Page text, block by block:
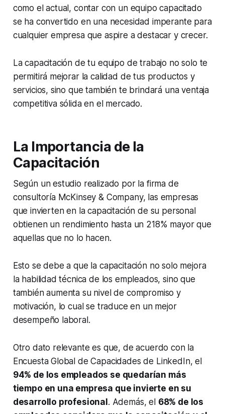
como el actual, contar con un equipo capacitado
se ha convertido en una necesidad imperante para
cualquier empresa que aspire a destacar y crecer.
La capacitación de tu equipo de trabajo no solo te
permitirá mejorar la calidad de tus productos y
servicios, sino que también te brindará una ventaja
competitiva sólida en el mercado.
La Importancia de la
Capacitación
Según un estudio realizado por la firma de
consultoría McKinsey & Company, las empresas
que invierten en la capacitación de su personal
obtienen un rendimiento hasta un 218% mayor que
aquellas que no lo hacen.
Esto se debe a que la capacitación no solo mejora
la habilidad técnica de los empleados, sino que
también aumenta su nivel de compromiso y
motivación, lo cual se traduce en un mejor
desempeño laboral.
Otro dato relevante es que, de acuerdo con la
Encuesta Global de Capacidades de LinkedIn, el
94% de los empleados se quedarían más
tiempo en una empresa que invierte en su
desarrollo profesional. Además, el 68% de los